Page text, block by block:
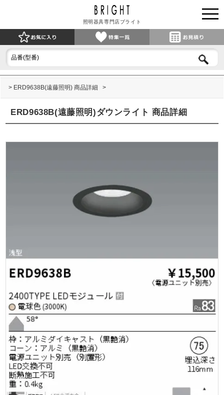
照明器具専門店ブライト
ERD9638B(遠藤照明) 商品詳細
ERD9638B(遠藤照明)ダウンライト 商品詳細